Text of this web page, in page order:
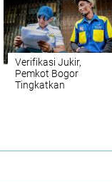
Verifikasi Jukir,
Pemkot Bogor
Tingkatkan